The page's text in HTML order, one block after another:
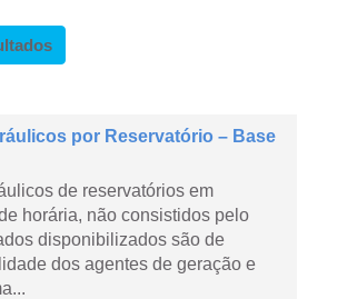
por Reservatório – Base
de reservatórios em
horária, não consistidos pelo
disponibilizados são de
dos agentes de geração e